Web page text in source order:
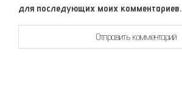
для последующих моих комментариев.